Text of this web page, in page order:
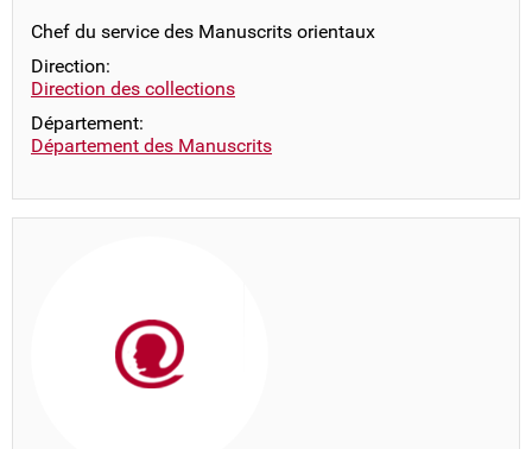
Chef du service des Manuscrits orientaux
Direction:
Direction des collections
Département:
Département des Manuscrits